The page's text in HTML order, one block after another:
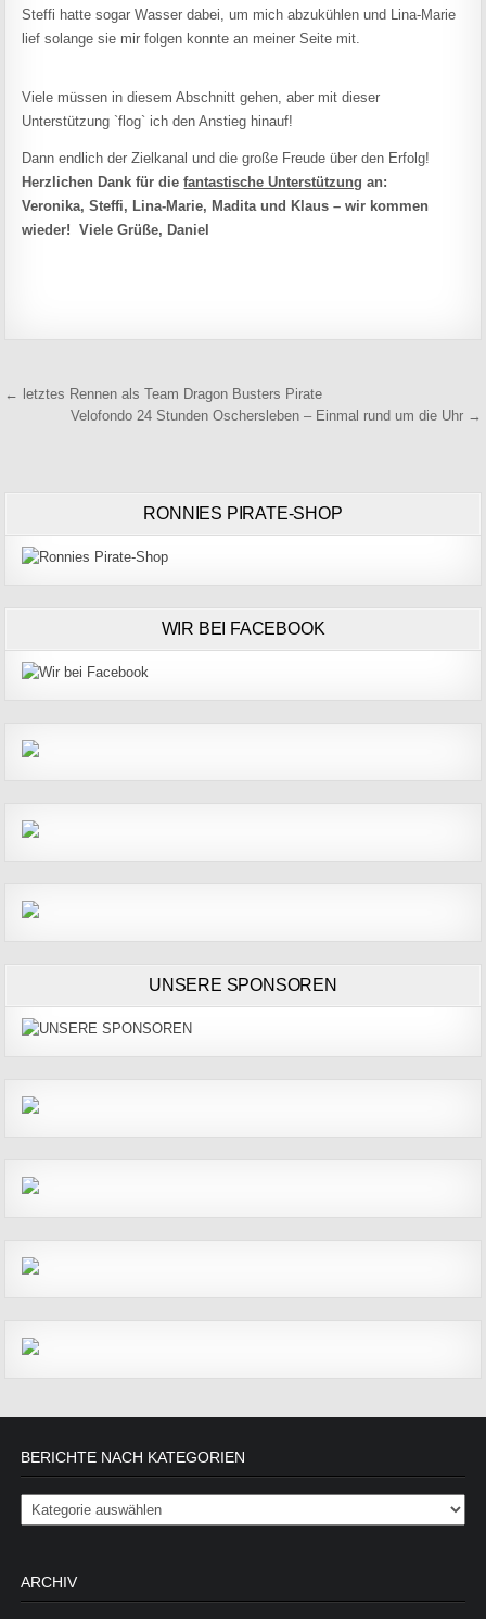
Steffi hatte sogar Wasser dabei, um mich abzukühlen und Lina-Marie
lief solange sie mir folgen konnte an meiner Seite mit.
Viele müssen in diesem Abschnitt gehen, aber mit dieser
Unterstützung `flog` ich den Anstieg hinauf!
Dann endlich der Zielkanal und die große Freude über den Erfolg!
Herzlichen Dank für diefantastische Unterstützung an:
Veronika, Steffi, Lina-Marie, Madita und Klaus – wir kommen
wieder! Viele Grüße, Daniel
Beitragsnavigation
← letztes Rennen als Team Dragon Busters Pirate
Velofondo 24 Stunden Oschersleben – Einmal rund um die Uhr →
RONNIES PIRATE-SHOP
WIR BEI FACEBOOK
UNSERE SPONSOREN
BERICHTE NACH KATEGORIEN
Berichte nach Kategorien
ARCHIV